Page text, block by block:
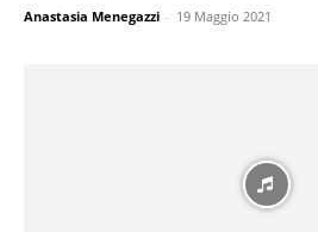
Anastasia Menegazzi - 19 Maggio 2021